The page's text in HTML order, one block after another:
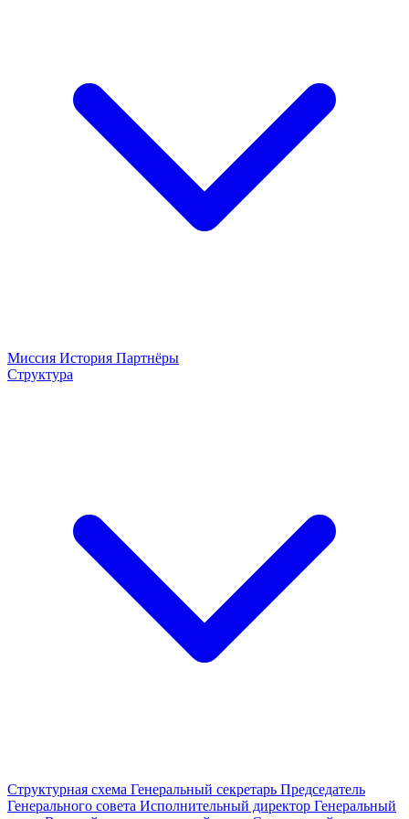
Миссия История Партнёры
Структура
Структурная схема Генеральный секретарь Председатель
Генерального совета Исполнительный директор Генеральный